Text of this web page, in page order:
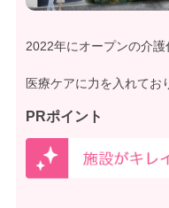
2022年にオープンの介護
医療ケアに力を入れてお
PRポイント